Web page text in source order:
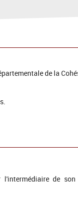
de la
de son